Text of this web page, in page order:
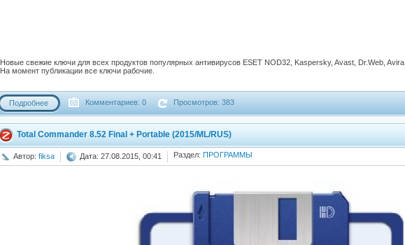
Новые свежие ключи для всех продуктов популярных антивирусов ESET NOD32, Kaspersky, Avast, Dr.Web, Avira.
На момент публикации все ключи рабочие.
Подробнее Комментариев: 0 Просмотров: 383
Total Commander 8.52 Final + Portable (2015/ML/RUS)
Автор: fiksa Дата: 27.08.2015, 00:41 Раздел: ПРОГРАММЫ